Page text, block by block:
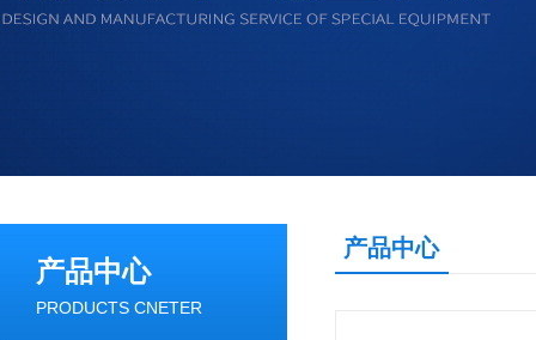
产品中心
PRODUCTS CNETER
产品中心